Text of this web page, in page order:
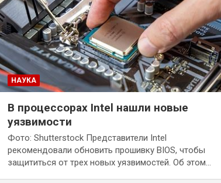
НАУКА
В процессорах Intel нашли новые
уязвимости
Фото: Shutterstock Представители Intel
рекомендовали обновить прошивку BIOS, чтобы
защититься от трех новых уязвимостей. Об этом…